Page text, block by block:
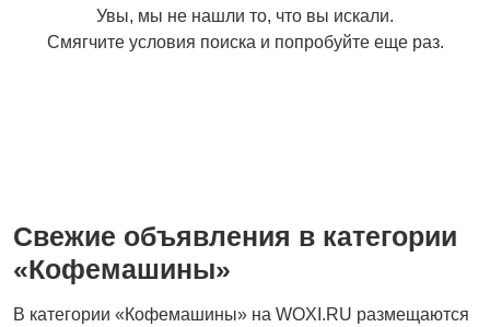
оверлокиУвы, мы не нашли то, что вы искали.
Смягчите условия поиска и попробуйте еще раз.
Свежие объявления в категории
«Кофемашины»
В категории «Кофемашины» на WOXI.RU размещаются